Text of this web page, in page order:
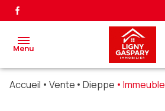
Menu
Accueil Vente Dieppe Immeuble